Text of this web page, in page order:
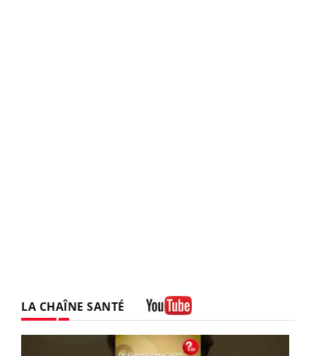
LA CHAÎNE SANTÉ